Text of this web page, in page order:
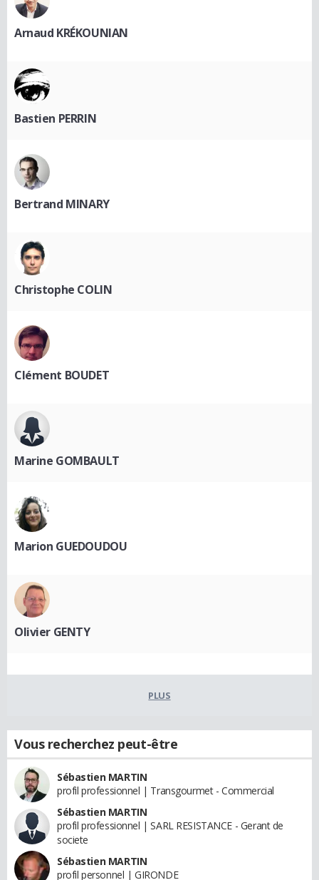
Arnaud KRÉKOUNIAN
Bastien PERRIN
Bertrand MINARY
Christophe COLIN
Clément BOUDET
Marine GOMBAULT
Marion GUEDOUDOU
Olivier GENTY
PLUS
Vous recherchez peut-être
Sébastien MARTIN
profil professionnel | Transgourmet - Commercial
Sébastien MARTIN
profil professionnel | SARL RESISTANCE - Gerant de
societe
Sébastien MARTIN
profil personnel | GIRONDE